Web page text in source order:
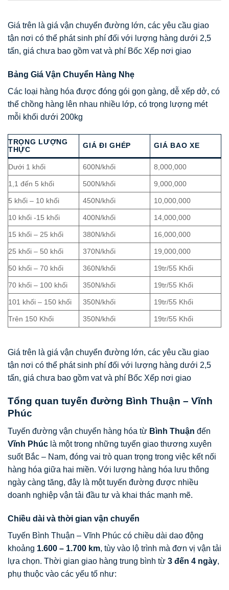
Giá trên là giá vận chuyển đường lớn, các yêu cầu giao
tận nơi có thể phát sinh phí đối với lượng hàng dưới 2,5
tấn, giá chưa bao gồm vat và phí Bốc Xếp nơi giao
Bảng Giá Vận Chuyển Hàng Nhẹ
Các loại hàng hóa được đóng gói gọn gàng, dễ xếp dở, có
thể chồng hàng lên nhau nhiều lớp, có trọng lượng mét
mỗi khối dưới 200kg
TRỌNG LƯỢNG
THỰC
GIÁ ĐI GHÉP GIÁ BAO XE
Dưới 1 khối 600N/khối 8,000,000
1,1 đến 5 khối 500N/khối 9,000,000
5 khối – 10 khối 450N/khối 10,000,000
10 khối -15 khối 400N/khối 14,000,000
15 khối – 25 khối 380N/khối 16,000,000
25 khối – 50 khối 370N/khối 19,000,000
50 khối – 70 khối 360N/khối 19tr/55 Khối
70 khối – 100 khối 350N/khối 19tr/55 Khối
101 khối – 150 khối 350N/khối 19tr/55 Khối
Trên 150 Khối 350N/khối 19tr/55 Khối
Giá trên là giá vận chuyển đường lớn, các yêu cầu giao
tận nơi có thể phát sinh phí đối với lượng hàng dưới 2,5
tấn, giá chưa bao gồm vat và phí Bốc Xếp nơi giao
Tổng quan tuyến đường Bình Thuận – Vĩnh
Phúc
Tuyến đường vận chuyển hàng hóa từ Bình Thuận đến
Vĩnh Phúc là một trong những tuyến giao thương xuyên
suốt Bắc – Nam, đóng vai trò quan trọng trong việc kết nối
hàng hóa giữa hai miền. Với lượng hàng hóa lưu thông
ngày càng tăng, đây là một tuyến đường được nhiều
doanh nghiệp vận tải đầu tư và khai thác mạnh mẽ.
Chiều dài và thời gian vận chuyển
Tuyến Bình Thuận – Vĩnh Phúc có chiều dài dao động
khoảng 1.600 – 1.700 km, tùy vào lộ trình mà đơn vị vận tải
lựa chọn. Thời gian giao hàng trung bình từ 3 đến 4 ngày,
phụ thuộc vào các yếu tố như: